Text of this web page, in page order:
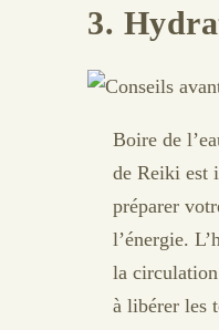
3.
Boire de
de Reiki est
préparer
l’énergie.
la
à libérer les